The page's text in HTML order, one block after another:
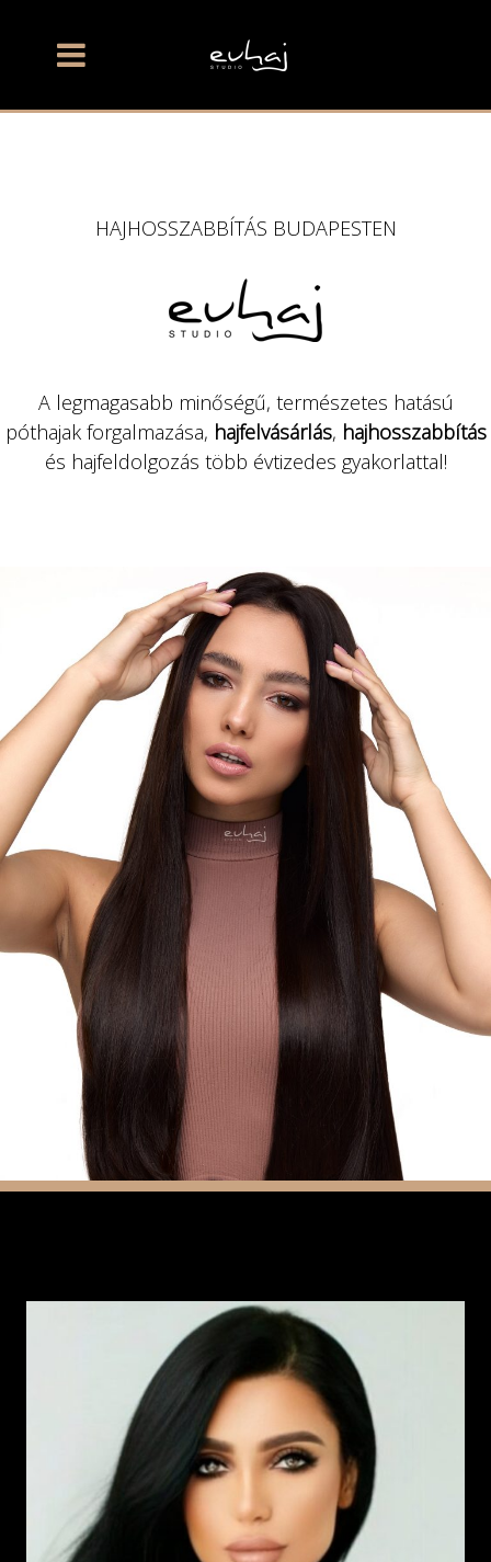
HAJHOSSZABBÍTÁS BUDAPESTEN
A legmagasabb minőségű, természetes hatású
póthajak forgalmazása, hajfelvásárlás, hajhosszabbítás
és hajfeldolgozás több évtizedes gyakorlattal!